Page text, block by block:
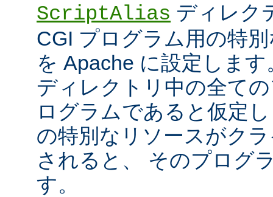
ScriptAlias ディレク
CGI プログラム用の特
を Apache に設定しま
ディレクトリ中の全て
ログラムであると仮定
の特別なリソースがク
されると、 そのプログ
す。